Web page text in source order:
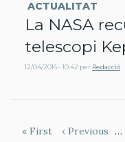
ACTUALITAT
La NASA
telescopi
12/04/2016 - 10:42 per Redacció
Primera
« First
Pàgina
‹ Previous …